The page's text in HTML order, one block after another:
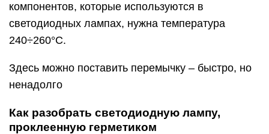
компонентов, которые используются в
светодиодных лампах, нужна температура
240÷260°С.
Здесь можно поставить перемычку – быстро, но
ненадолго
Как разобрать светодиодную лампу,
проклеенную герметиком